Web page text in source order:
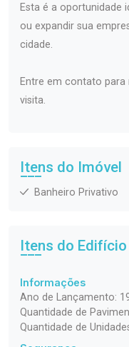
Esta é a oportunidade
ou expandir sua
cidade.
Entre em contato
visita.
Itens do Imóvel
Banheiro Privativo
Itens do
Informações
Ano de Lançamento:
Quantidade de
Quantidade de